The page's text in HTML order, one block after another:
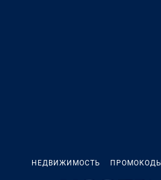
НЕДВИЖИМОСТЬ ПРОМОКОДЫ